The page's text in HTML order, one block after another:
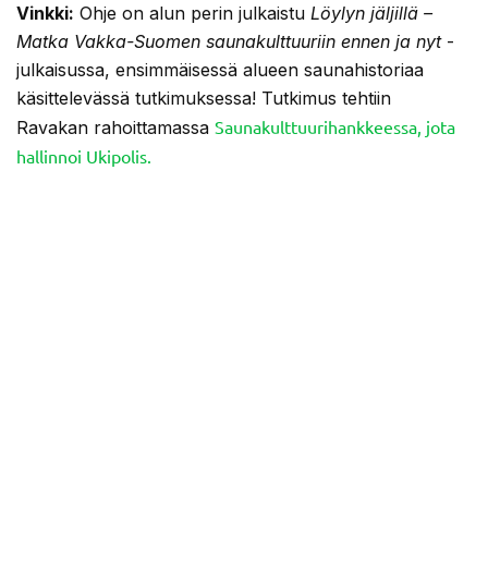
Vinkki: Ohje on alun perin julkaistu Löylyn jäljillä –
Matka Vakka-Suomen saunakulttuuriin ennen ja nyt-
julkaisussa, ensimmäisessä alueen saunahistoriaa
käsittelevässä tutkimuksessa! Tutkimus tehtiin
Ravakan rahoittamassa Saunakulttuurihankkeessa, jota
hallinnoi Ukipolis.